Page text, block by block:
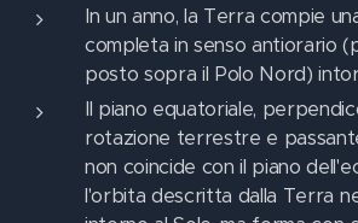
In un anno, la Terra compie
completa in senso antiorario
posto sopra il Polo Nord)
Il piano equatoriale,
rotazione terrestre e
non coincide con il piano
l'orbita descritta dalla Terra